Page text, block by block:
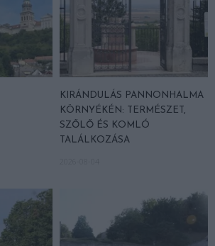
KIRÁNDULÁS PANNONHALMA
KÖRNYÉKÉN: TERMÉSZET,
SZŐLŐ ÉS KOMLÓ
TALÁLKOZÁSA